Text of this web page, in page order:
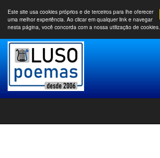
Este site usa cookies próprios e de terceiros para lhe oferecer
uma melhor experiência. Ao clicar em qualquer link e navegar
nesta página, você concorda com a nossa utilização de cookies.